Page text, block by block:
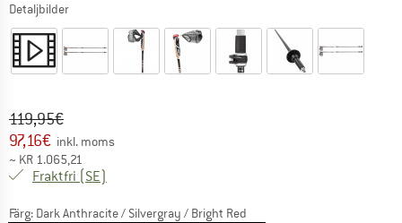
Detaljbilder
Ursprungligt pris :
119,95€
Pris:
97,16€ inkl. moms
~ KR 1.065,21
Fraktfri (SE)
Färg: Dark Anthracite / Silvergray / Bright Red